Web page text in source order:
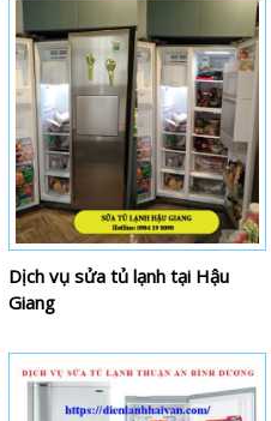
Dịch vụ sửa tủ lạnh tại Hậu
Giang